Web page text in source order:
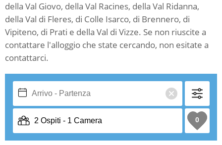
della Val Giovo, della Val Racines, della Val Ridanna,
della Val di Fleres, di Colle Isarco, di Brennero, di
Vipiteno, di Prati e della Val di Vizze. Se non riuscite a
contattare l'alloggio che state cercando, non esitate a
contattarci.